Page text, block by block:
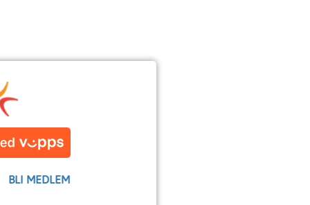
BLI MEDLEM